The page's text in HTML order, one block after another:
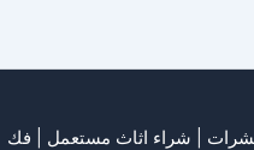
شراء اثاث مستعمل
فك